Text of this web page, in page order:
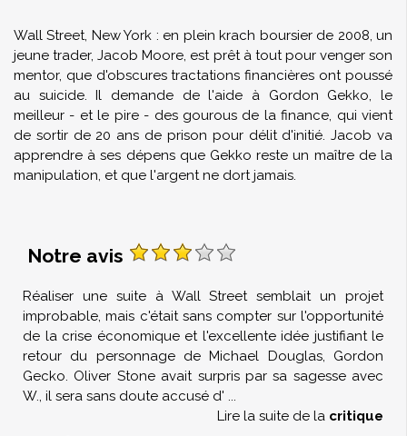
Wall Street, New York : en plein krach boursier de 2008, un
jeune trader, Jacob Moore, est prêt à tout pour venger son
mentor, que d'obscures tractations financières ont poussé
au suicide. Il demande de l'aide à Gordon Gekko, le
meilleur - et le pire - des gourous de la finance, qui vient
de sortir de 20 ans de prison pour délit d'initié. Jacob va
apprendre à ses dépens que Gekko reste un maître de la
manipulation, et que l'argent ne dort jamais.
Notre avis
Réaliser une suite à Wall Street semblait un projet
improbable, mais c'était sans compter sur l'opportunité
de la crise économique et l'excellente idée justifiant le
retour du personnage de Michael Douglas, Gordon
Gecko. Oliver Stone avait surpris par sa sagesse avec
W., il sera sans doute accusé d' ...
Lire la suite de la critique